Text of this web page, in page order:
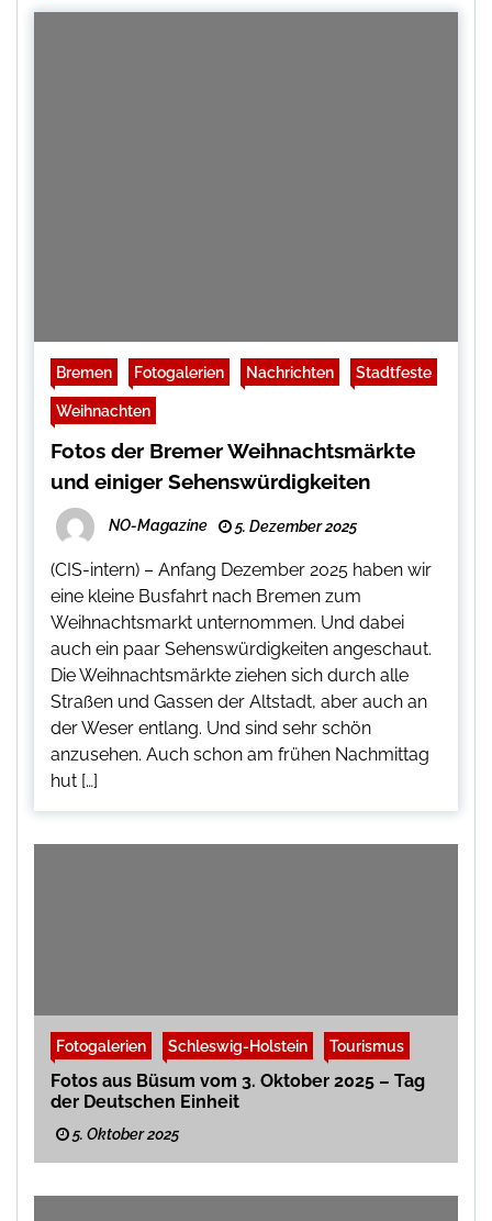
Bremen Fotogalerien Nachrichten Stadtfeste
Weihnachten
Fotos der Bremer Weihnachtsmärkte
und einiger Sehenswürdigkeiten
NO-Magazine 5. Dezember 2025
(CIS-intern) – Anfang Dezember 2025 haben wir
eine kleine Busfahrt nach Bremen zum
Weihnachtsmarkt unternommen. Und dabei
auch ein paar Sehenswürdigkeiten angeschaut.
Die Weihnachtsmärkte ziehen sich durch alle
Straßen und Gassen der Altstadt, aber auch an
der Weser entlang. Und sind sehr schön
anzusehen. Auch schon am frühen Nachmittag
hut […]
Fotogalerien Schleswig-Holstein Tourismus
Fotos aus Büsum vom 3. Oktober 2025 – Tag
der Deutschen Einheit
5. Oktober 2025